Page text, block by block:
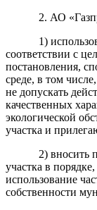
2. АО
1)
соответствии с
постановления,
среде, в том
не допускать
качественных
экологической
участка и
2) вносить
участка в
использование
собственности